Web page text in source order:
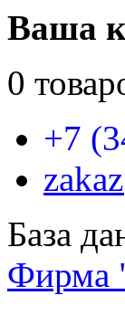
Ваша
0
+7
База
Фирма